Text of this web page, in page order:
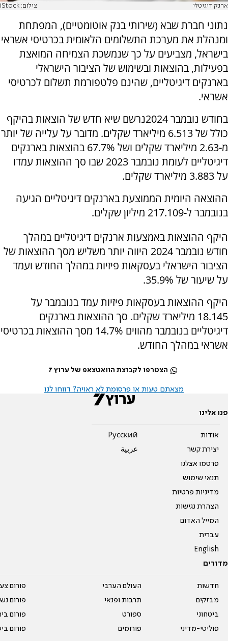
ארנק דיגיטלי צילום: iStock
נתוני חברת שבא (שירותי בנק אוטומטיים), המפתחת
ומנהלת את מערכת התשלומים הלאומית בכרטיסי אשראי
בישראל, מצביעים על כך שנמשכת הצמיחה המואצת
בפעילות, בהוצאות ובשימוש של הציבור הישראלי
בארנקים דיגיטליים, שהינם פלטפורמת תשלום לכרטיסי
אשראי.
בחודש נובמבר 2024נרשם שיא חדש של הוצאות בהיקף
כולל של 6.513 מיליארד שקלים. מדובר על עלייה של יותר
מ-2.63 מיליארד שקלים ושל 67.7% בהוצאות בארנקים
דיגיטליים לעומת נובמבר 2023 שבו סך ההוצאות עמדו
על 3.883 מיליארד שקלים.
ההוצאה היומית הממוצעת בארנקים דיגיטליים הגיעה
בנובמבר ל-217.109 מיליון שקלים.
היקף ההוצאות באמצעות ארנקים דיגיטליים במהלך
חודש נובמבר 2024 היווה יותר משליש מסך ההוצאות של
הציבור הישראלי בעסקאות פיזיות במהלך החודש ועמד
על שיעור של 35.9%.
היקף ההוצאות בעסקאות פיזיות עמד בנובמבר על
18.145 מיליארד שקלים. סך ההוצאות בארנקים
דיגיטליים בנובמבר מהווים 14.7% מסך ההוצאות בכרטיסי
אשראי במהלך החודש.
הצטרפו לקבוצת הוואטצאפ של ערוץ 7
מצאתם טעות או פרסומת לא ראויה? דווחו לנו
פנו אלינו
אודות
יצירת קשר
פרסמו אצלנו
תנאי שימוש
מדיניות פרטיות
הצהרת נגישות
המייל האדום
עברית
English
Pусский
عربية
מדורים
חדשות
מבזקים
ביטחוני
פוליטי-מדיני
העולם הערבי
תרבות ופנאי
ספורט
פורומים
פורום
פורום
פורום
פורום